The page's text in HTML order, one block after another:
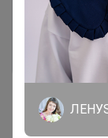
Войти